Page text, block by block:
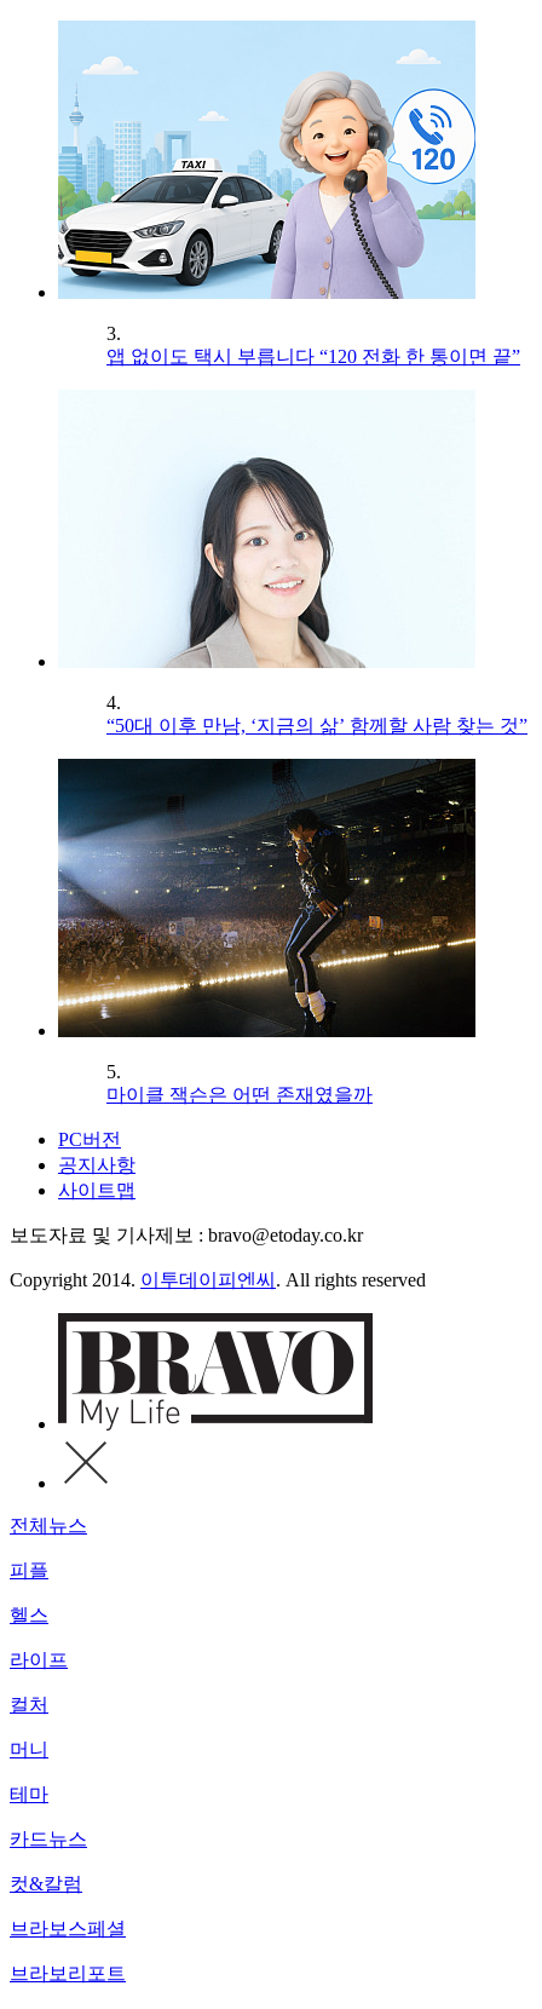
3.
앱 없이도 택시 부릅니다 “120 전화 한 통이면 끝”
4.
“50대 이후 만남, ‘지금의 삶’ 함께할 사람 찾는 것”
5.
마이클 잭슨은 어떤 존재였을까
PC버전
공지사항
사이트맵
보도자료 및 기사제보 : bravo@etoday.co.kr
Copyright 2014. 이투데이피엔씨 . All rights reserved
전체뉴스
피플
헬스
라이프
컬처
머니
테마
카드뉴스
컷&칼럼
브라보스페셜
브라보리포트